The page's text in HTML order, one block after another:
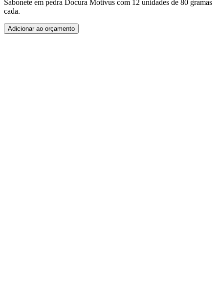
Sabonete em pedra Docura Motivus com 12 unidades de 80 gramas
cada.
Adicionar ao orçamento